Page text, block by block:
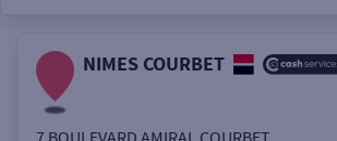
Autour de moi
NIMES COURBET
7 BOULEVARD AMIRAL COURBET